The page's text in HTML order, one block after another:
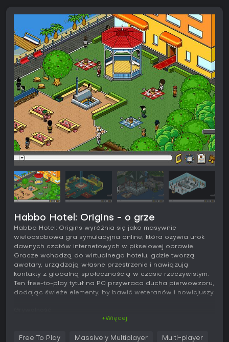
Habbo Hotel: Origins - o grze
Habbo Hotel: Origins wyróżnia się jako masywnie
wieloosobowa gra symulacyjna online, która ożywia urok
dawnych czatów internetowych w pikselowej oprawie.
Gracze wchodzą do wirtualnego hotelu, gdzie tworzą
awatary, urządzają własne przestrzenie i nawiązują
kontakty z globalną społecznością w czasie rzeczywistym.
Ten free-to-play tytuł na PC przywraca ducha pierwowzoru,
dodając świeże elementy, by bawić weteranów i nowicjuszy.
+Więcej
Free To Play Massively Multiplayer Multi-player